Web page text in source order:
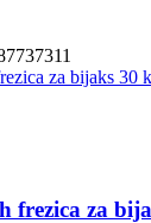
frezica za